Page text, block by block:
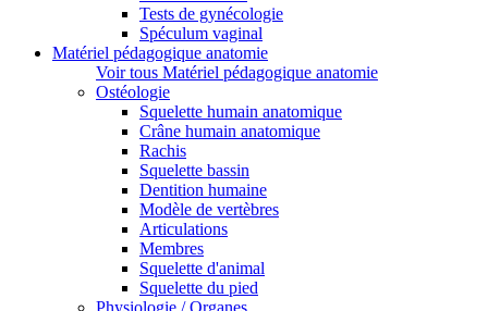
Tests de gynécologie
Spéculum vaginal
Matériel pédagogique anatomie
Voir tous Matériel pédagogique anatomie
Ostéologie
Squelette humain anatomique
Crâne humain anatomique
Rachis
Squelette bassin
Dentition humaine
Modèle de vertèbres
Articulations
Membres
Squelette d'animal
Squelette du pied
Physiologie / Organes